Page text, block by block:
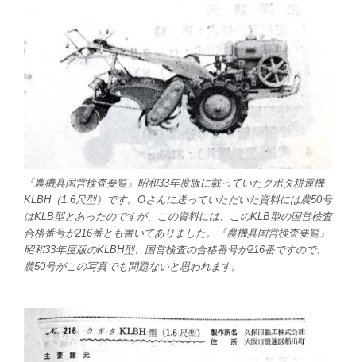
『農機具国営検査要覧』昭和33年度版に載っていたクボタ耕運機
KLBH（1.6尺型）です。Oさんに送っていただいた資料には農50号
はKLB型とあったのですが、この資料には、このKLB型の国営検査
合格番号が216番とも書いてありました。
『農機具国営検査要覧』
昭和33年度版のKLBH型、国営検査の合格番号が216番ですので、
農50号がこの写真でも問題ないと思われます。